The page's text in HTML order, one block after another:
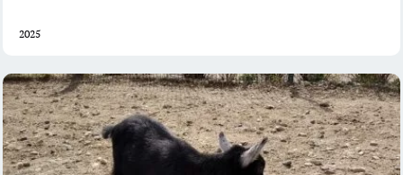
2025